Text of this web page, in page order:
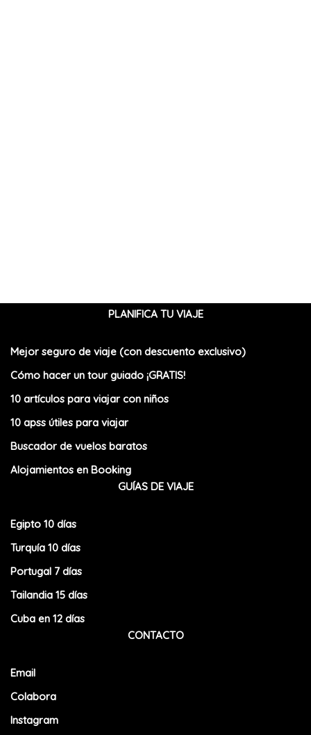
PLANIFICA TU VIAJE
Mejor seguro de viaje (con descuento exclusivo)
Cómo hacer un tour guiado ¡GRATIS!
10 artículos para viajar con niños
10 apss útiles para viajar
Buscador de vuelos baratos
Alojamientos en Booking
GUÍAS DE VIAJE
Egipto 10 días
Turquía 10 días
Portugal 7 días
Tailandia 15 días
Cuba en 12 días
CONTACTO
Email
Colabora
Instagram